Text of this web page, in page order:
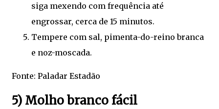
siga mexendo com frequência até
engrossar, cerca de 15 minutos.
Tempere com sal, pimenta-do-reino branca
e noz-moscada.
Fonte: Paladar Estadão
5) Molho branco fácil